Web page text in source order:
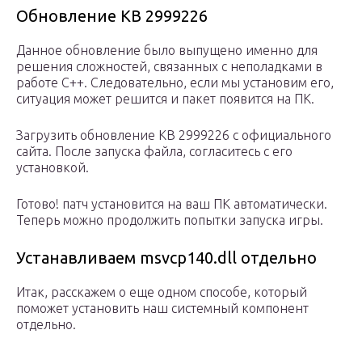
Обновление KB 2999226
Данное обновление было выпущено именно для
решения сложностей, связанных с неполадками в
работе C++. Следовательно, если мы установим его,
ситуация может решится и пакет появится на ПК.
Загрузить обновление KB 2999226 с официального
сайта. После запуска файла, согласитесь с его
установкой.
Готово! патч установится на ваш ПК автоматически.
Теперь можно продолжить попытки запуска игры.
Устанавливаем msvcp140.dll отдельно
Итак, расскажем о еще одном способе, который
поможет установить наш системный компонент
отдельно.